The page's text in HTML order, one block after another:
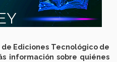
Ediciones Tecnológico de
información sobre quiénes